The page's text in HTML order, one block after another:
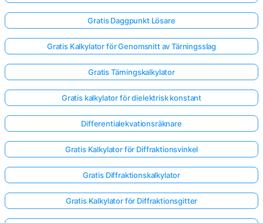
Gratis Daggpunkt Lösare
Gratis Kalkylator för Genomsnitt av Tärningsslag
Gratis Tärningskalkylator
Gratis kalkylator för dielektrisk konstant
Differentialekvationsräknare
Gratis Kalkylator för Diffraktionsvinkel
Gratis Diffraktionskalkylator
Gratis Kalkylator för Diffraktionsgitter